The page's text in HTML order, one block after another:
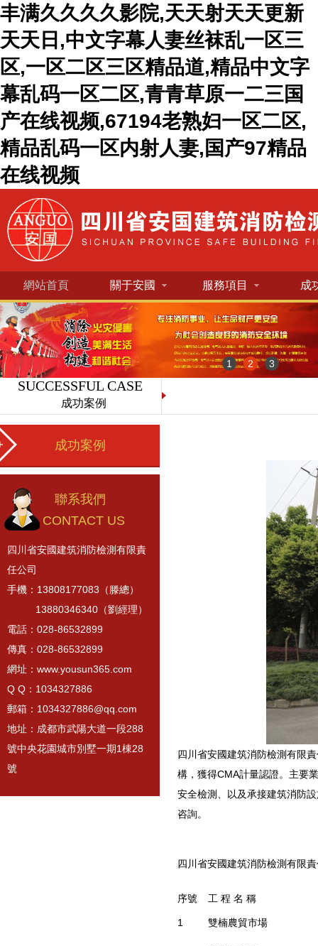
丰满久久久久影院,天天射天天更新
天天日,中文字幕人妻丝袜乱一区三
区,一区二区三区精品道,精品中文字
幕乱码一区二区,青青草原一二三国
产在线视频,67194老熟妇一区二区,
精品乱码一区内射人妻,国产97精品
在线视频
網站首頁 關于安國 服務項目 成
1 2 3
SUCCESSFUL CASE
成功案例
成功案例
聯系我們
CONTACT US
四川省安國建筑消防檢測有限責
任公司
手機：13808177083（滕總）
13880346340（劉經理）
電話：028-86532899
傳真：028-86532899
網址：www.yousun365.com
Q Q：1034327886
郵箱：1034327886@qq.com
地址：成都市武陽大道一段288
號中央花園城市別墅一期1棟28
號
四川省安國建筑消防檢測有限
構，獲得CMA計量認證。主要
安全檢測、以及承接建筑消防
咨詢。
四川省安國建筑消防檢
序號 工 程 名 稱
1 雙楠農貿市場